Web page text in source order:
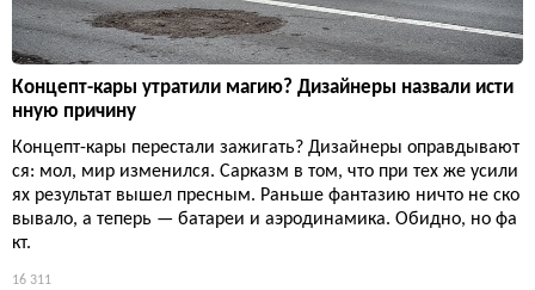
Концепт-кары утратили магию? Дизайнеры назвали исти
нную причину
Концепт-кары перестали зажигать? Дизайнеры оправдывают
ся: мол, мир изменился. Сарказм в том, что при тех же усили
ях результат вышел пресным. Раньше фантазию ничто не ско
вывало, а теперь — батареи и аэродинамика. Обидно, но фа
кт.
16 311